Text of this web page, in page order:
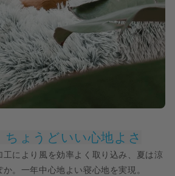
ょうどいい心地よさ
により風を効率よく取り込み、夏は涼
か。一年中心地よい寝心地を実現。